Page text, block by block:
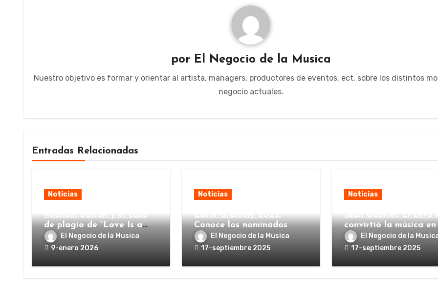
por El Negocio de la Musica
Nuestro objetivo es formar y orientar al artista, managers, productores de eventos, ect. sobre los distintos
negocio actuales.
Entradas Relacionadas
Noticias
Michael Bolton y el caso
de plagio de “Love Is a
Wonderful Thing”
El Negocio de la Musica
9-enero 2026
Noticias
Latin Grammy 2025:
Conoce los nominados
El Negocio de la Musica
17-septiembre 2025
Noticias
Juan Gabriel: El Divo
convirtió la música en
imperioEl Negocio de la
17-septiembre 2025